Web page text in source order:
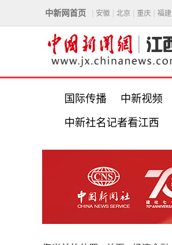
中新网首页 安徽 北京 重庆 福建
国际传播 中新视频
中新社名记者看江西